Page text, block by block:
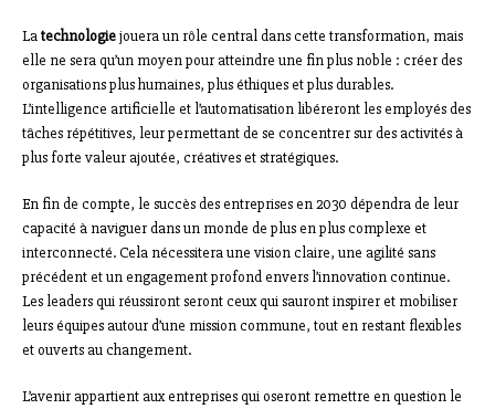
Latechnologiejouera un rôle central dans cette transformation, mais
elle ne sera qu’un moyen pour atteindre une fin plus noble : créer des
organisations plus humaines, plus éthiques et plus durables.
L’intelligence artificielle et l’automatisation libéreront les employés des
tâches répétitives, leur permettant de se concentrer sur des activités à
plus forte valeur ajoutée, créatives et stratégiques.
En fin de compte, le succès des entreprises en 2030 dépendra de leur
capacité à naviguer dans un monde de plus en plus complexe et
interconnecté. Cela nécessitera une vision claire, une agilité sans
précédent et un engagement profond envers l’innovation continue.
Les leaders qui réussiront seront ceux qui sauront inspirer et mobiliser
leurs équipes autour d’une mission commune, tout en restant flexibles
et ouverts au changement.
L’avenir appartient aux entreprises qui oseront remettre en question le